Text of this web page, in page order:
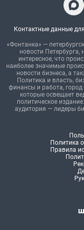
Контактные данные
«Фонтанка» —
новости Петербурга,
интересное, что
наиболее значимые
новости бизнеса, а
Политика и власть,
финансы и работа, город
которые освещает
политическое
аудитория — лидеры
Политика
Правила